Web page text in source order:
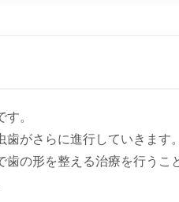
。
がさらに進行していきます。
の形を整える治療を行うこ